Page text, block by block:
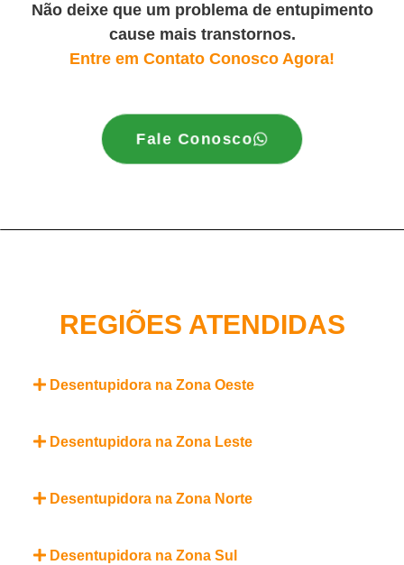
Não deixe que um problema de entupimento
cause mais transtornos.
Entre em Contato Conosco Agora!
Fale Conosco
REGIÕES ATENDIDAS
Desentupidora na Zona Oeste
Desentupidora na Zona Leste
Desentupidora na Zona Norte
Desentupidora na Zona Sul